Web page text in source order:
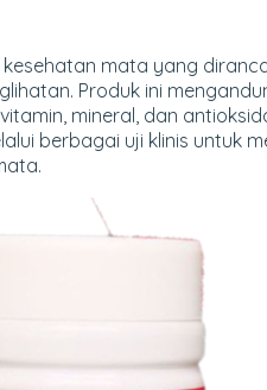
mata yang
Produk ini
mineral, dan
berbagai uji klinis untuk